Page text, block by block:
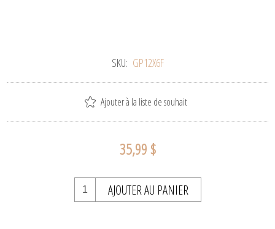
SKU: GP12X6F
Ajouter à la liste de souhait
35,99 $
AJOUTER AU PANIER